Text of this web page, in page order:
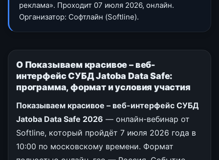
реклама». Проходит 07 июля 2026, онлайн.
Организатор: Софтлайн (Softline).
О Показываем красивое – веб-
интерфейс СУБД Jatoba Data Safe:
программа, формат и условия участия
Показываем красивое – веб-интерфейс СУБД
Jatoba Data Safe 2026 — онлайн-вебинар от
Softline, который пройдёт 7 июля 2026 года в
10:00 по московскому времени. Формат